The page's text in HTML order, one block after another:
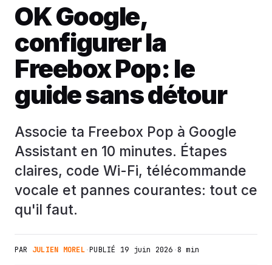
OK Google,
configurer la
Freebox Pop: le
guide sans détour
Associe ta Freebox Pop à Google
Assistant en 10 minutes. Étapes
claires, code Wi-Fi, télécommande
vocale et pannes courantes: tout ce
qu'il faut.
PAR JULIEN MOREL·PUBLIÉ 19 juin 2026 ·8 min